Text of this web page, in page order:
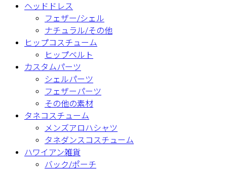
ヘッドドレス
フェザー/シェル
ナチュラル/その他
ヒップコスチューム
ヒップベルト
カスタムパーツ
シェルパーツ
フェザーパーツ
その他の素材
タネコスチューム
メンズアロハシャツ
タネダンスコスチューム
ハワイアン雑貨
バック/ポーチ